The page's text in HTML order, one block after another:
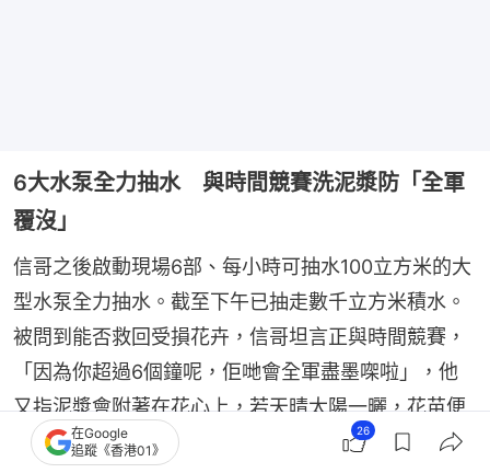
6大水泵全力抽水 與時間競賽洗泥漿防「全軍
覆沒」
信哥之後啟動現場6部、每小時可抽水100立方米的大
型水泵全力抽水。截至下午已抽走數千立方米積水。
被問到能否救回受損花卉，信哥坦言正與時間競賽，
「因為你超過6個鐘呢，佢哋會全軍盡墨㗎啦」，他
又指泥漿會附著在花心上，若天晴太陽一曬，花苗便
會迅速曬死。因此，他預計在傍晚抽乾積水後，需立
在Google
追蹤《香港01》
26